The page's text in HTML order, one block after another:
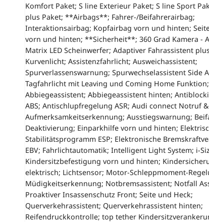
Komfort Paket; S line Exterieur Paket; S line Sport
plus Paket; **Airbags**; Fahrer-/Beifahrerairbag;
Interaktionsairbag; Kopfairbag vorn und hinten;
vorn und hinten; **Sicherheit**; 360 Grad Kamera -
Matrix LED Scheinwerfer; Adaptiver Fahrassistent
Kurvenlicht; Assistenzfahrlicht; Ausweichassistent;
Spurverlassenswarnung; Spurwechselassistent Side
Tagfahrlicht mit Leaving und Coming Home Funktion;
Abbiegeassistent; Abbiegeassistent hinten;
ABS; Antischlupfregelung ASR; Audi connect Notruf &
Aufmerksamkeitserkennung; Ausstiegswarnung;
Deaktivierung; Einparkhilfe vorn und hinten;
Stabilitätsprogramm ESP; Elektronische
EBV; Fahrlichtautomatik; Intelligent Light System; i-
Kindersitzbefestigung vorn und hinten;
elektrisch; Lichtsensor; Motor-Schleppmoment-
Müdigkeitserkennung; Notbremsassistent; Notfall
Proaktiver Insassenschutz Front; Seite und Heck;
Querverkehrassistent; Querverkehrassistent hinten;
Reifendruckkontrolle; top tether